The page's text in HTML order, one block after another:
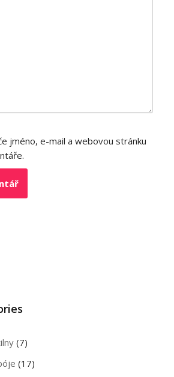
jméno, e-mail a webovou stránku
(7)
(17)